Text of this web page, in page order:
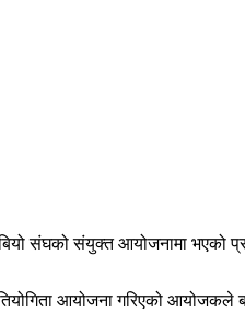
संघको संयुक्त आयोजनामा भएको
आयोजना गरिएको आयोजकले